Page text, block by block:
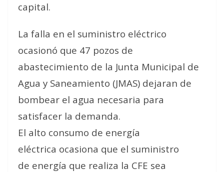
capital.
La falla en el suministro eléctrico
ocasionó que 47 pozos de
abastecimiento de la Junta Municipal de
Agua y Saneamiento (JMAS) dejaran de
bombear el agua necesaria para
satisfacer la demanda.
El alto consumo de energía
eléctrica ocasiona que el suministro
de energía que realiza la CFE sea